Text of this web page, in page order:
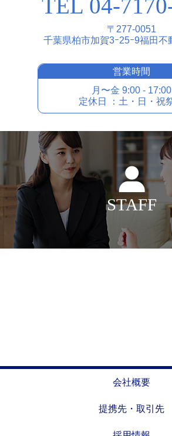
TEL 04-
〒277-0051
千葉県柏市加賀3ｰ25ｰ9福⽥不
営業時間
⽉〜⾦ 9:00 - 17:00
定休⽇ ：⼟・⽇・祝
STAFF
会社概要
提携先・取引先